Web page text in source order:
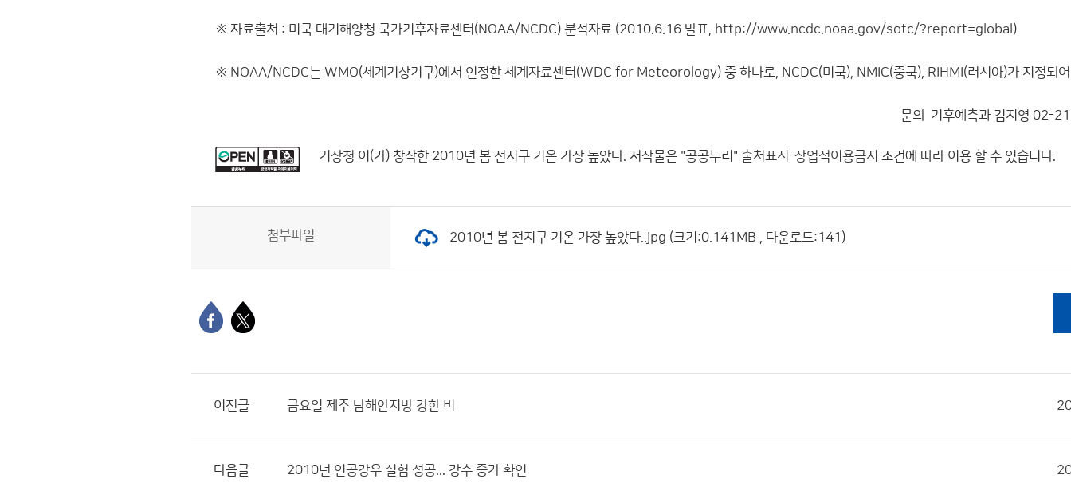
※ 자료출처 : 미국 대기해양청 국가기후자료센터(NOAA/NCDC) 분석자료 (2010.6.16 발표, http://www.ncdc.noaa.gov/sotc/?report=global )
※ NOAA/NCDC는 WMO(세계기상기구)에서 인정한 세계자료센터(WDC for Meteorology) 중 하나로, NCDC(미국), NMIC(중국), RIHMI(러시아)가 지정되
문의 기후예측과 김지영 02-
기상청 이(가) 창작한 2010년 봄 전지구 기온 가장 높았다. 저작물은 "공공누리" 출처표시-상업적이용금지 조건에 따라 이용 할 수 있습니다.
첨부파일 2010년 봄 전지구 기온 가장 높았다..jpg (크기:0.141MB , 다운로드:141)
이전글 금요일 제주 남해안지방 강한 비
다음글 2010년 인공강우 실험 성공... 강수 증가 확인